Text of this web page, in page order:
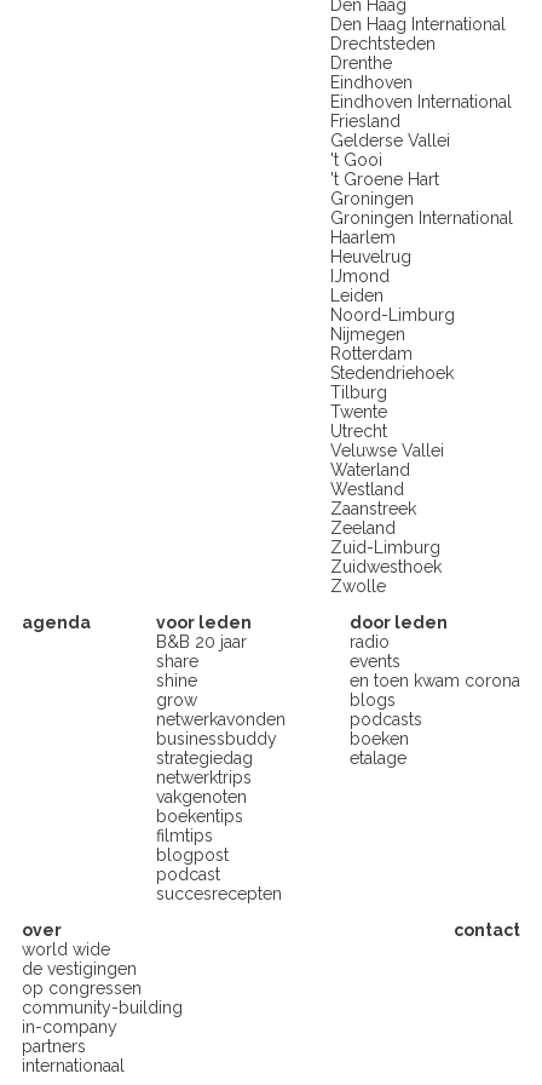
Den Haag
Den Haag International
Drechtsteden
Drenthe
Eindhoven
Eindhoven International
Friesland
Gelderse Vallei
't Gooi
't Groene Hart
Groningen
Groningen International
Haarlem
Heuvelrug
IJmond
Leiden
Noord-Limburg
Nijmegen
Rotterdam
Stedendriehoek
Tilburg
Twente
Utrecht
Veluwse Vallei
Waterland
Westland
Zaanstreek
Zeeland
Zuid-Limburg
Zuidwesthoek
Zwolle
agenda
voor leden
B&B 20 jaar
share
shine
grow
netwerkavonden
businessbuddy
strategiedag
netwerktrips
vakgenoten
boekentips
filmtips
blogpost
podcast
succesrecepten
door leden
radio
events
en toen kwam corona
blogs
podcasts
boeken
etalage
over
world wide
de vestigingen
op congressen
community-building
in-company
partners
internationaal
contact